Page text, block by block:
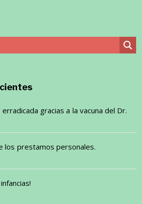
gracias a la vacuna del Dr.
los prestamos personales.